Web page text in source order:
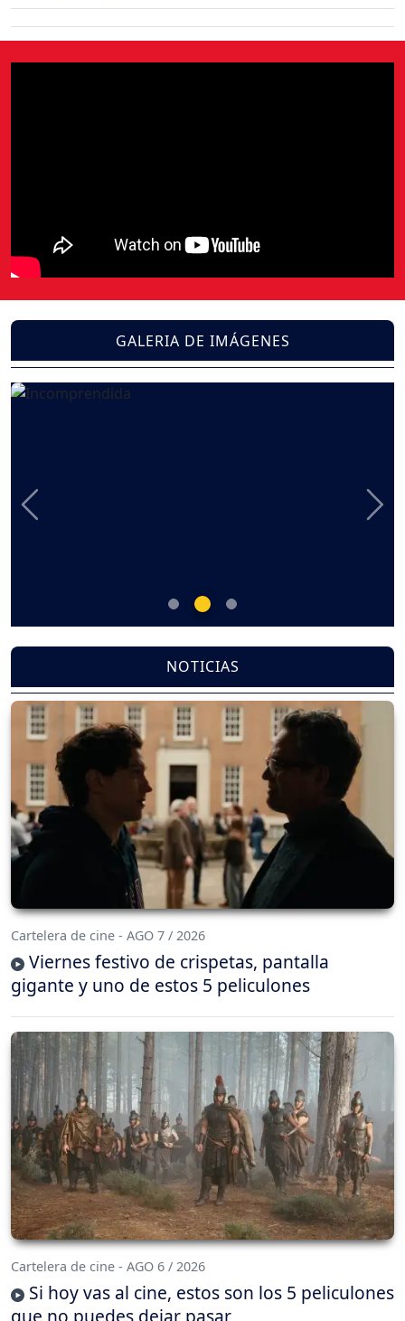
GALERIA DE IMÁGENES
Previous Next
NOTICIAS
Cartelera de cine - AGO 7 / 2026
Viernes festivo de crispetas, pantalla
gigante y uno de estos 5 peliculones
Cartelera de cine - AGO 6 / 2026
Si hoy vas al cine, estos son los 5 peliculones